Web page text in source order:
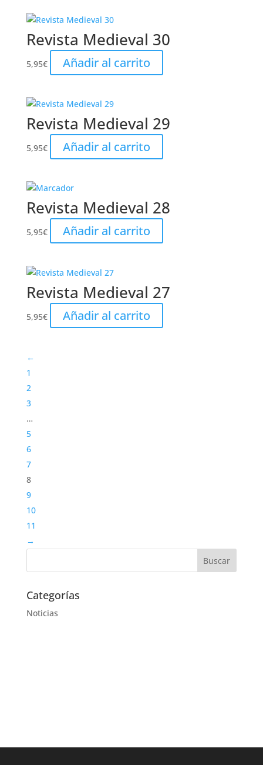
Revista Medieval 30
5,95€ Añadir al carrito
Revista Medieval 29
5,95€ Añadir al carrito
Revista Medieval 28
5,95€ Añadir al carrito
Revista Medieval 27
5,95€ Añadir al carrito
←
1
2
3
…
5
6
7
8
9
10
11
→
Categorías
Noticias